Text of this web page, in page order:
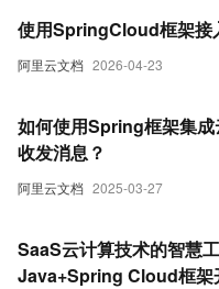
阿里云文档 2026-04-23
使用SpringCloud框架接
阿里云文档 2025-03-27
如何使用Spring框架集
收发消息？
SaaS云计算技术的智慧
Java+Spring Cloud框架